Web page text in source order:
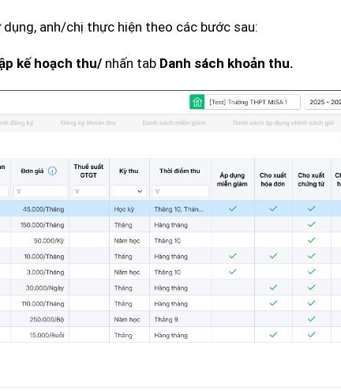
anh/chị thực hiện theo các bước sau:
kế hoạch thu/ nhấn tab Danh sách khoản thu.